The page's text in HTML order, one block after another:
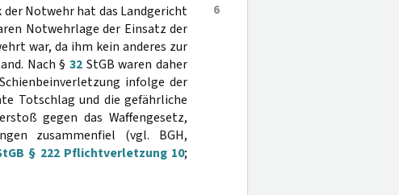
6
der Notwehr hat das Landgericht
Notwehrlage der Einsatz der
war, da ihm kein anderes zur
Nach §32 StGB waren daher
infolge der
Totschlag und die gefährliche
gegen das Waffengesetz,
zusammenfiel (vgl. BGH,
§ 222 Pflichtverletzung 10;